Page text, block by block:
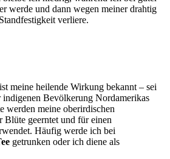
werde und dann wegen meiner drahtig
verliere.
meine heilende Wirkung bekannt – sei
indigenen Bevölkerung Nordamerikas
werden meine oberirdischen
Blüte geerntet und für einen
Häufig werde ich bei
getrunken oder ich diene als